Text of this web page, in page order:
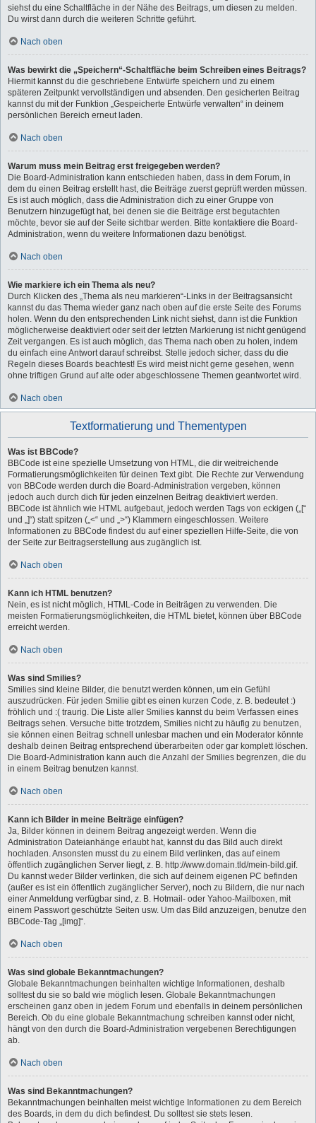
siehst du eine Schaltfläche in der Nähe des Beitrags, um diesen zu melden.
Du wirst dann durch die weiteren Schritte geführt.
Nach oben
Was bewirkt die „Speichern“-Schaltfläche beim Schreiben eines Beitrags?
Hiermit kannst du die geschriebene Entwürfe speichern und zu einem
späteren Zeitpunkt vervollständigen und absenden. Den gesicherten Beitrag
kannst du mit der Funktion „Gespeicherte Entwürfe verwalten“ in deinem
persönlichen Bereich erneut laden.
Nach oben
Warum muss mein Beitrag erst freigegeben werden?
Die Board-Administration kann entschieden haben, dass in dem Forum, in
dem du einen Beitrag erstellt hast, die Beiträge zuerst geprüft werden müssen.
Es ist auch möglich, dass die Administration dich zu einer Gruppe von
Benutzern hinzugefügt hat, bei denen sie die Beiträge erst begutachten
möchte, bevor sie auf der Seite sichtbar werden. Bitte kontaktiere die Board-
Administration, wenn du weitere Informationen dazu benötigst.
Nach oben
Wie markiere ich ein Thema als neu?
Durch Klicken des „Thema als neu markieren“-Links in der Beitragsansicht
kannst du das Thema wieder ganz nach oben auf die erste Seite des Forums
holen. Wenn du den entsprechenden Link nicht siehst, dann ist die Funktion
möglicherweise deaktiviert oder seit der letzten Markierung ist nicht genügend
Zeit vergangen. Es ist auch möglich, das Thema nach oben zu holen, indem
du einfach eine Antwort darauf schreibst. Stelle jedoch sicher, dass du die
Regeln dieses Boards beachtest! Es wird meist nicht gerne gesehen, wenn
ohne triftigen Grund auf alte oder abgeschlossene Themen geantwortet wird.
Nach oben
Textformatierung und Thementypen
Was ist BBCode?
BBCode ist eine spezielle Umsetzung von HTML, die dir weitreichende
Formatierungsmöglichkeiten für deinen Text gibt. Die Rechte zur Verwendung
von BBCode werden durch die Board-Administration vergeben, können
jedoch auch durch dich für jeden einzelnen Beitrag deaktiviert werden.
BBCode ist ähnlich wie HTML aufgebaut, jedoch werden Tags von eckigen („[“
und „]“) statt spitzen („<“ und „>“) Klammern eingeschlossen. Weitere
Informationen zu BBCode findest du auf einer speziellen Hilfe-Seite, die von
der Seite zur Beitragserstellung aus zugänglich ist.
Nach oben
Kann ich HTML benutzen?
Nein, es ist nicht möglich, HTML-Code in Beiträgen zu verwenden. Die
meisten Formatierungsmöglichkeiten, die HTML bietet, können über BBCode
erreicht werden.
Nach oben
Was sind Smilies?
Smilies sind kleine Bilder, die benutzt werden können, um ein Gefühl
auszudrücken. Für jeden Smilie gibt es einen kurzen Code, z. B. bedeutet :)
fröhlich und :( traurig. Die Liste aller Smilies kannst du beim Verfassen eines
Beitrags sehen. Versuche bitte trotzdem, Smilies nicht zu häufig zu benutzen,
sie können einen Beitrag schnell unlesbar machen und ein Moderator könnte
deshalb deinen Beitrag entsprechend überarbeiten oder gar komplett löschen.
Die Board-Administration kann auch die Anzahl der Smilies begrenzen, die du
in einem Beitrag benutzen kannst.
Nach oben
Kann ich Bilder in meine Beiträge einfügen?
Ja, Bilder können in deinem Beitrag angezeigt werden. Wenn die
Administration Dateianhänge erlaubt hat, kannst du das Bild auch direkt
hochladen. Ansonsten musst du zu einem Bild verlinken, das auf einem
öffentlich zugänglichen Server liegt, z. B. http://www.domain.tld/mein-bild.gif.
Du kannst weder Bilder verlinken, die sich auf deinem eigenen PC befinden
(außer es ist ein öffentlich zugänglicher Server), noch zu Bildern, die nur nach
einer Anmeldung verfügbar sind, z. B. Hotmail- oder Yahoo-Mailboxen, mit
einem Passwort geschützte Seiten usw. Um das Bild anzuzeigen, benutze den
BBCode-Tag „[img]“.
Nach oben
Was sind globale Bekanntmachungen?
Globale Bekanntmachungen beinhalten wichtige Informationen, deshalb
solltest du sie so bald wie möglich lesen. Globale Bekanntmachungen
erscheinen ganz oben in jedem Forum und ebenfalls in deinem persönlichen
Bereich. Ob du eine globale Bekanntmachung schreiben kannst oder nicht,
hängt von den durch die Board-Administration vergebenen Berechtigungen
ab.
Nach oben
Was sind Bekanntmachungen?
Bekanntmachungen beinhalten meist wichtige Informationen zu dem Bereich
des Boards, in dem du dich befindest. Du solltest sie stets lesen.